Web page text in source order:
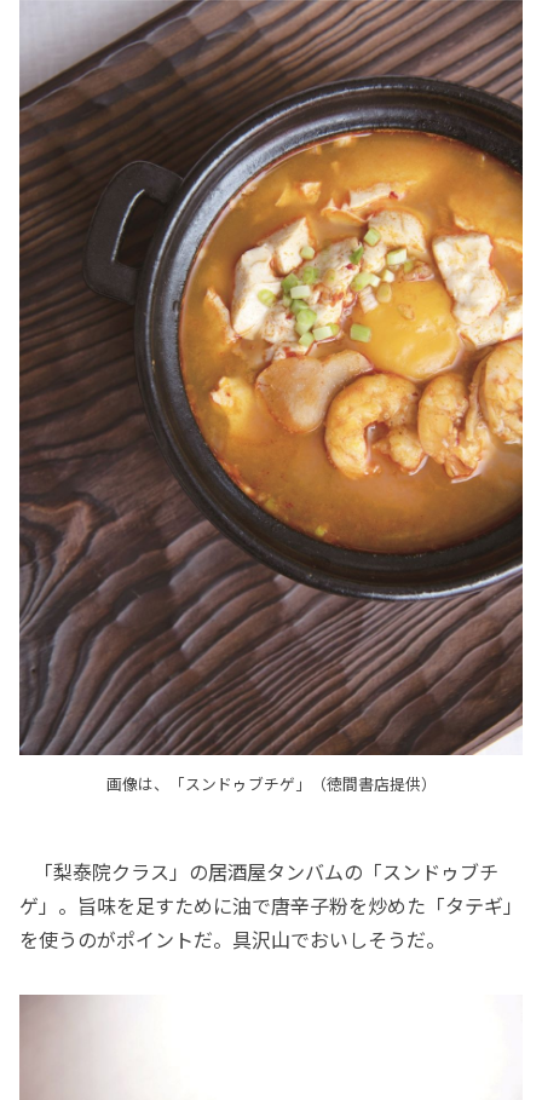
画像は、「スンドゥブチゲ」（徳間書店提供）
「梨泰院クラス」の居酒屋タンバムの「スンドゥブチ
ゲ」。旨味を足すために油で唐辛子粉を炒めた「タテギ」
を使うのがポイントだ。具沢山でおいしそうだ。